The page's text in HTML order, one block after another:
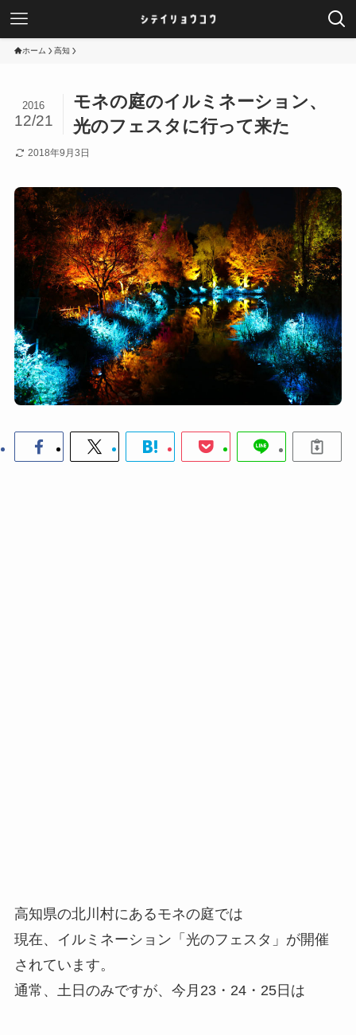
ホーム 高知
モネの庭のイルミネーション、
光のフェスタに行って来た
2016
12/21
2018年9月3日
高知県の北川村にあるモネの庭では
現在、イルミネーション「光のフェスタ」が開催
されています。
通常、土日のみですが、今月23・24・25日は